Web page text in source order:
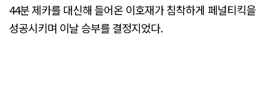
44분 제카를 대신해 들어온 이호재가 침착하게 페널티킥을
성공시키며 이날 승부를 결정지었다.